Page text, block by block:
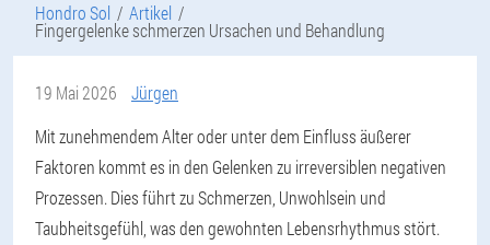
Hondro Sol Artikel
Fingergelenke schmerzen Ursachen und Behandlung
19 Mai 2026
Jürgen
Mit zunehmendem Alter oder unter dem Einfluss äußerer
Faktoren kommt es in den Gelenken zu irreversiblen negativen
Prozessen. Dies führt zu Schmerzen, Unwohlsein und
Taubheitsgefühl, was den gewohnten Lebensrhythmus stört.